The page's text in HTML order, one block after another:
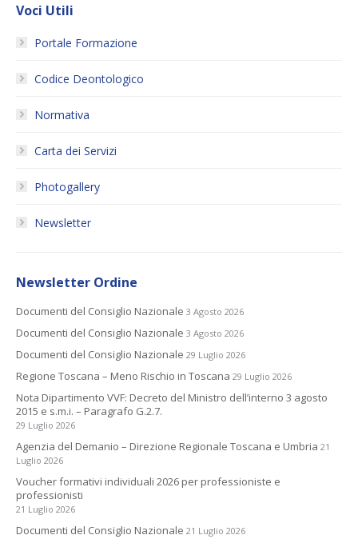
Voci Utili
Portale Formazione
Codice Deontologico
Normativa
Carta dei Servizi
Photogallery
Newsletter
Newsletter Ordine
Documenti del Consiglio Nazionale 3 Agosto 2026
Documenti del Consiglio Nazionale 3 Agosto 2026
Documenti del Consiglio Nazionale 29 Luglio 2026
Regione Toscana – Meno Rischio in Toscana 29 Luglio 2026
Nota Dipartimento VVF: Decreto del Ministro dell’interno 3 agosto
2015 e s.m.i. – Paragrafo G.2.7.
29 Luglio 2026
Agenzia del Demanio – Direzione Regionale Toscana e Umbria 21
Luglio 2026
Voucher formativi individuali 2026 per professioniste e
professionisti
21 Luglio 2026
Documenti del Consiglio Nazionale 21 Luglio 2026